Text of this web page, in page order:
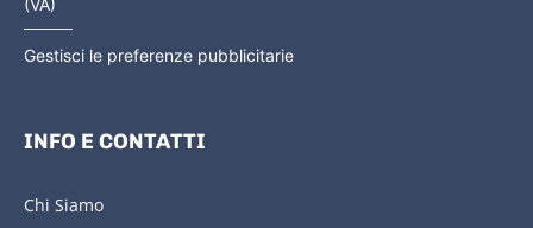
(VA)
Gestisci le preferenze pubblicitarie
INFO E CONTATTI
Chi Siamo